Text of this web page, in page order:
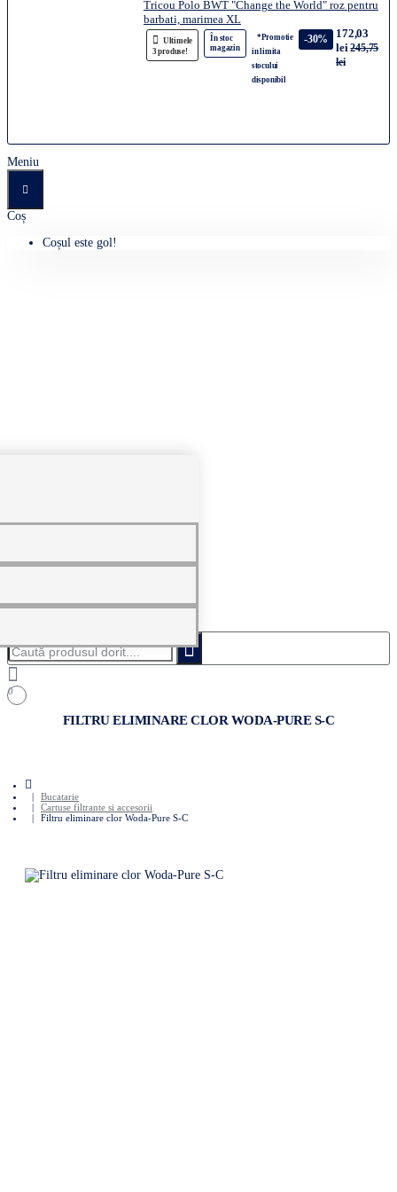
Tricou Polo BWT "Change the World" roz pentru
barbati, marimea XL
Ultimele
3 produse!
În stoc
magazin
*Promotie
in limita
stocului
disponibil
-30%
172,03
lei 245,75
lei
Meniu
Coș
Coșul este gol!
produsul
dorit....
0
FILTRU ELIMINARE CLOR WODA-PURE S-C
Bucatarie
Cartuse filtrante si accesorii
Filtru eliminare clor Woda-Pure S-C